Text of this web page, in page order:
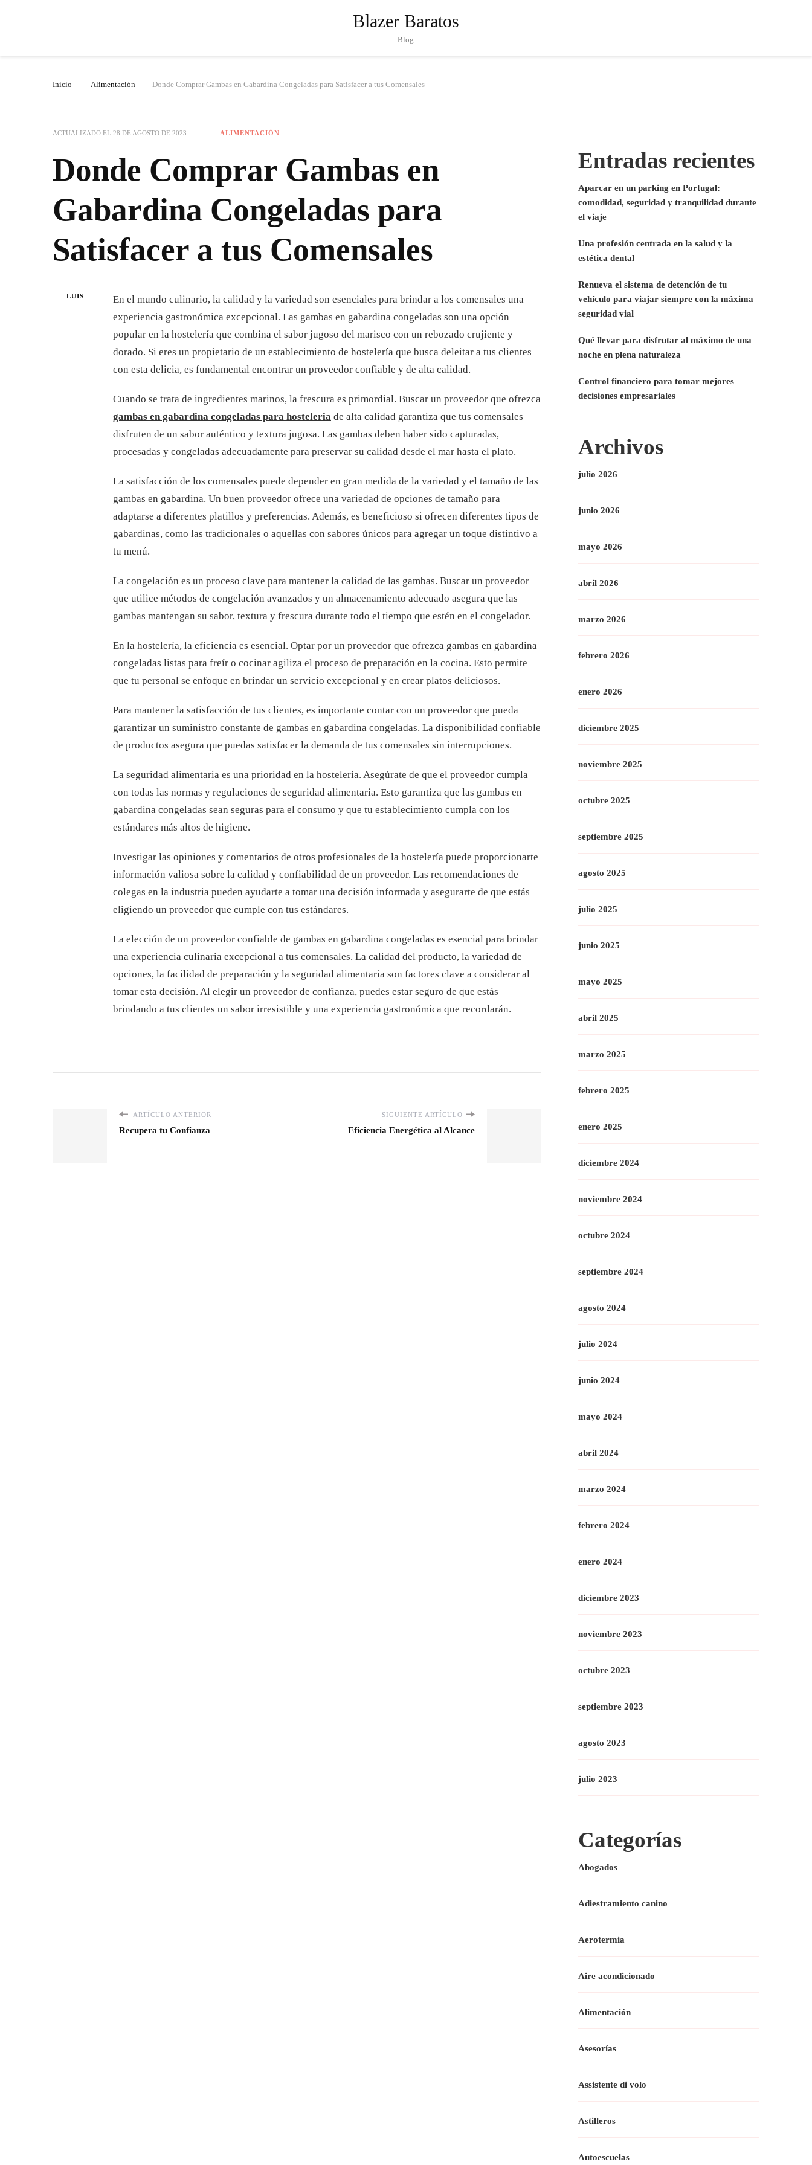
Blazer Baratos
Blog
Inicio Alimentación Donde Comprar Gambas en Gabardina Congeladas para Satisfacer a tus Comensales
ACTUALIZADO EL 28 DE AGOSTO DE 2023 ALIMENTACIÓN
Donde Comprar Gambas en
Gabardina Congeladas para
Satisfacer a tus Comensales
LUIS
En el mundo culinario, la calidad y la variedad son esenciales para brindar a los comensales una
experiencia gastronómica excepcional. Las gambas en gabardina congeladas son una opción
popular en la hostelería que combina el sabor jugoso del marisco con un rebozado crujiente y
dorado. Si eres un propietario de un establecimiento de hostelería que busca deleitar a tus clientes
con esta delicia, es fundamental encontrar un proveedor confiable y de alta calidad.
Cuando se trata de ingredientes marinos, la frescura es primordial. Buscar un proveedor que ofrezca
gambas en gabardina congeladas para hosteleria de alta calidad garantiza que tus comensales
disfruten de un sabor auténtico y textura jugosa. Las gambas deben haber sido capturadas,
procesadas y congeladas adecuadamente para preservar su calidad desde el mar hasta el plato.
La satisfacción de los comensales puede depender en gran medida de la variedad y el tamaño de las
gambas en gabardina. Un buen proveedor ofrece una variedad de opciones de tamaño para
adaptarse a diferentes platillos y preferencias. Además, es beneficioso si ofrecen diferentes tipos de
gabardinas, como las tradicionales o aquellas con sabores únicos para agregar un toque distintivo a
tu menú.
La congelación es un proceso clave para mantener la calidad de las gambas. Buscar un proveedor
que utilice métodos de congelación avanzados y un almacenamiento adecuado asegura que las
gambas mantengan su sabor, textura y frescura durante todo el tiempo que estén en el congelador.
En la hostelería, la eficiencia es esencial. Optar por un proveedor que ofrezca gambas en gabardina
congeladas listas para freír o cocinar agiliza el proceso de preparación en la cocina. Esto permite
que tu personal se enfoque en brindar un servicio excepcional y en crear platos deliciosos.
Para mantener la satisfacción de tus clientes, es importante contar con un proveedor que pueda
garantizar un suministro constante de gambas en gabardina congeladas. La disponibilidad confiable
de productos asegura que puedas satisfacer la demanda de tus comensales sin interrupciones.
La seguridad alimentaria es una prioridad en la hostelería. Asegúrate de que el proveedor cumpla
con todas las normas y regulaciones de seguridad alimentaria. Esto garantiza que las gambas en
gabardina congeladas sean seguras para el consumo y que tu establecimiento cumpla con los
estándares más altos de higiene.
Investigar las opiniones y comentarios de otros profesionales de la hostelería puede proporcionarte
información valiosa sobre la calidad y confiabilidad de un proveedor. Las recomendaciones de
colegas en la industria pueden ayudarte a tomar una decisión informada y asegurarte de que estás
eligiendo un proveedor que cumple con tus estándares.
La elección de un proveedor confiable de gambas en gabardina congeladas es esencial para brindar
una experiencia culinaria excepcional a tus comensales. La calidad del producto, la variedad de
opciones, la facilidad de preparación y la seguridad alimentaria son factores clave a considerar al
tomar esta decisión. Al elegir un proveedor de confianza, puedes estar seguro de que estás
brindando a tus clientes un sabor irresistible y una experiencia gastronómica que recordarán.
ARTÍCULO ANTERIOR
Recupera tu Confianza
SIGUIENTE ARTÍCULO
Eficiencia Energética al Alcance
Entradas recientes
Aparcar en un parking en Portugal:
comodidad, seguridad y tranquilidad durante
el viaje
Una profesión centrada en la salud y la
estética dental
Renueva el sistema de detención de tu
vehículo para viajar siempre con la máxima
seguridad vial
Qué llevar para disfrutar al máximo de una
noche en plena naturaleza
Control financiero para tomar mejores
decisiones empresariales
Archivos
julio 2026
junio 2026
mayo 2026
abril 2026
marzo 2026
febrero 2026
enero 2026
diciembre 2025
noviembre 2025
octubre 2025
septiembre 2025
agosto 2025
julio 2025
junio 2025
mayo 2025
abril 2025
marzo 2025
febrero 2025
enero 2025
diciembre 2024
noviembre 2024
octubre 2024
septiembre 2024
agosto 2024
julio 2024
junio 2024
mayo 2024
abril 2024
marzo 2024
febrero 2024
enero 2024
diciembre 2023
noviembre 2023
octubre 2023
septiembre 2023
agosto 2023
julio 2023
Categorías
Abogados
Adiestramiento canino
Aerotermia
Aire acondicionado
Alimentación
Asesorías
Assistente di volo
Astilleros
Autoescuelas